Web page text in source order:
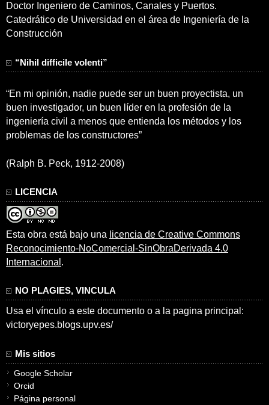
Doctor Ingeniero de Caminos, Canales y Puertos.
Catedrático de Universidad en el área de Ingeniería de la
Construcción
“Nihil difficile volenti”
“En mi opinión, nadie puede ser un buen proyectista, un
buen investigador, un buen líder en la profesión de la
ingeniería civil a menos que entienda los métodos y los
problemas de los constructores”
(Ralph B. Peck, 1912-2008)
LICENCIA
Esta obra está bajo una licencia de Creative Commons
Reconocimiento-NoComercial-SinObraDerivada 4.0
Internacional .
NO PLAGIES, VINCULA
Usa el vínculo a este documento o a la pagina principal:
victoryepes.blogs.upv.es/
Mis sitios
Google Scholar
Orcid
Página personal